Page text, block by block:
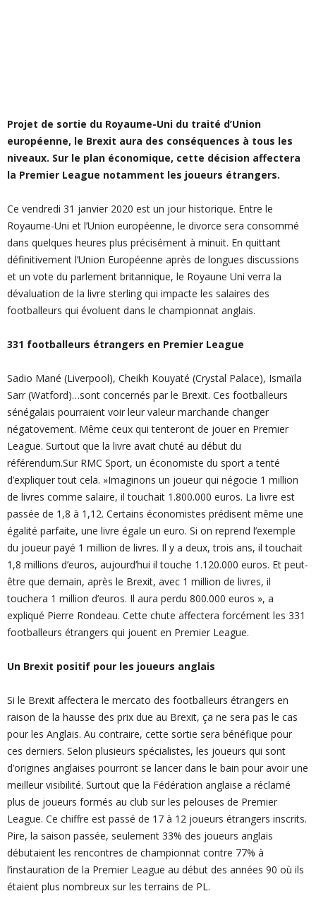
Projet de sortie du Royaume-Uni du traité d’Union
européenne, le Brexit aura des conséquences à tous les
niveaux. Sur le plan économique, cette décision affectera
la Premier League notamment les joueurs étrangers.
Ce vendredi 31 janvier 2020 est un jour historique. Entre le
Royaume-Uni et l’Union européenne, le divorce sera consommé
dans quelques heures plus précisément à minuit. En quittant
définitivement l’Union Européenne après de longues discussions
et un vote du parlement britannique, le Royaune Uni verra la
dévaluation de la livre sterling qui impacte les salaires des
footballeurs qui évoluent dans le championnat anglais.
331 footballeurs étrangers en Premier League
Sadio Mané (Liverpool), Cheikh Kouyaté (Crystal Palace), Ismaïla
Sarr (Watford)…sont concernés par le Brexit. Ces footballeurs
sénégalais pourraient voir leur valeur marchande changer
négatovement. Même ceux qui tenteront de jouer en Premier
League. Surtout que la livre avait chuté au début du
référendum.Sur RMC Sport, un économiste du sport a tenté
d’expliquer tout cela. »Imaginons un joueur qui négocie 1 million
de livres comme salaire, il touchait 1.800.000 euros. La livre est
passée de 1,8 à 1,12. Certains économistes prédisent même une
égalité parfaite, une livre égale un euro. Si on reprend l’exemple
du joueur payé 1 million de livres. Il y a deux, trois ans, il touchait
1,8 millions d’euros, aujourd’hui il touche 1.120.000 euros. Et peut-
être que demain, après le Brexit, avec 1 million de livres, il
touchera 1 million d’euros. Il aura perdu 800.000 euros », a
expliqué Pierre Rondeau. Cette chute affectera forcément les 331
footballeurs étrangers qui jouent en Premier League.
Un Brexit positif pour les joueurs anglais
Si le Brexit affectera le mercato des footballeurs étrangers en
raison de la hausse des prix due au Brexit, ça ne sera pas le cas
pour les Anglais. Au contraire, cette sortie sera bénéfique pour
ces derniers. Selon plusieurs spécialistes, les joueurs qui sont
d’origines anglaises pourront se lancer dans le bain pour avoir une
meilleur visibilité. Surtout que la Fédération anglaise a réclamé
plus de joueurs formés au club sur les pelouses de Premier
League. Ce chiffre est passé de 17 à 12 joueurs étrangers inscrits.
Pire, la saison passée, seulement 33% des joueurs anglais
débutaient les rencontres de championnat contre 77% à
l’instauration de la Premier League au début des années 90 où ils
étaient plus nombreux sur les terrains de PL.